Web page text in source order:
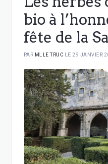
bio à
fête de la
PAR MLLE TRUC LE 29 JANVIER